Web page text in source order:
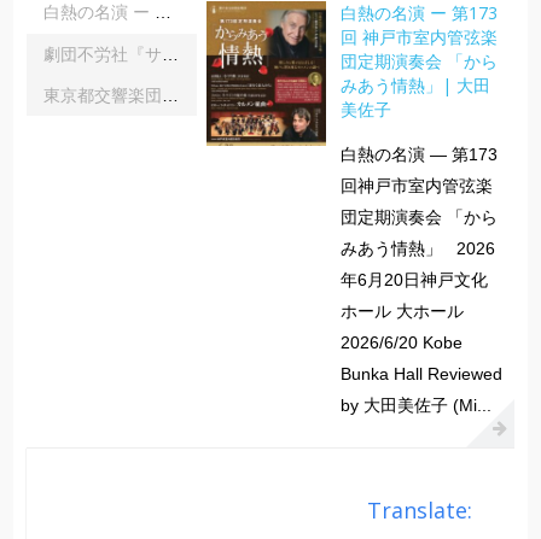
白熱の名演 ー 第173回 神戸市室内管弦楽団定期演奏会 「からみあう情熱」| 大田美佐子
白熱の名演 ー 第173
回 神戸市室内管弦楽
団定期演奏会 「から
みあう情熱」| 大田
美佐子
白熱の名演 ― 第173
回神戸市室内管弦楽
団定期演奏会 「から
みあう情熱」 2026
年6月20日神戸文化
ホール 大ホール
2026/6/20 Kobe
Bunka Hall Reviewed
by 大田美佐子 (Mi...
Translate: